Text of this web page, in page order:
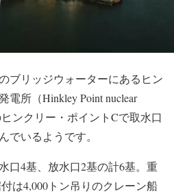
ブリッジウォーターにあるヒン
電所（Hinkley Point nuclear
ンクリー・ポイントCで取水口
でいるようです。
口4基、放水口2基の計6基。重
は4,000トン吊りのクレーン船